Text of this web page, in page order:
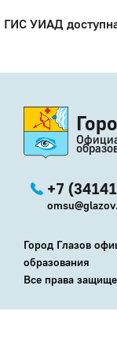
ГИС УИАД
+7
Город Глазов
образования
Все права